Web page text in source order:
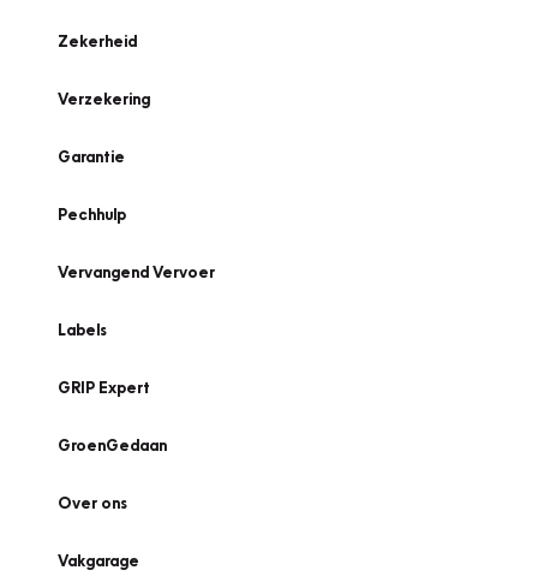
Zekerheid
Verzekering
Garantie
Pechhulp
Vervangend Vervoer
Labels
GRIP Expert
GroenGedaan
Over ons
Vakgarage